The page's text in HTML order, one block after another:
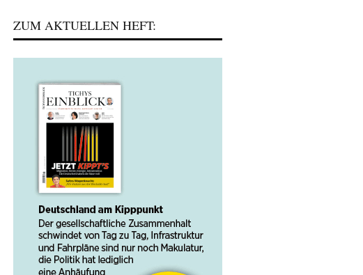
ZUM AKTUELLEN HEFT: